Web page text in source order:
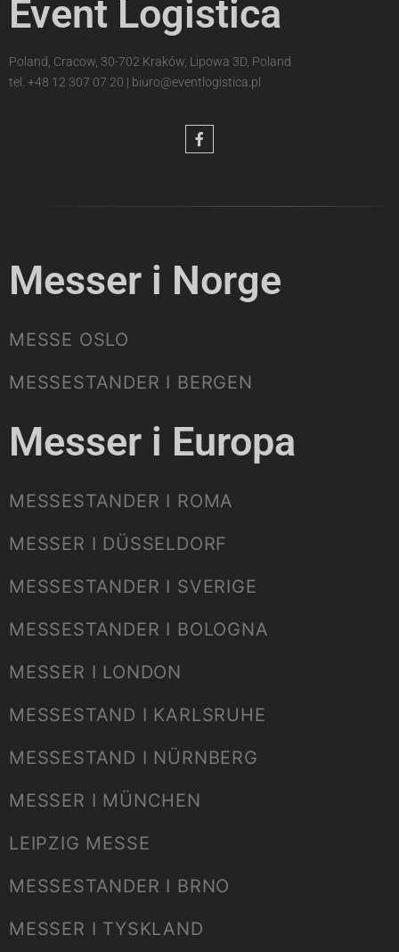
Event Logistica
Poland, Cracow, 30-702 Kraków, Lipowa 3D, Poland
tel. +48 12 307 07 20 | biuro@eventlogistica.pl
Messer i Norge
MESSE OSLO
MESSESTANDER I BERGEN
Messer i Europa
MESSESTANDER I ROMA
MESSER I DÜSSELDORF
MESSESTANDER I SVERIGE
MESSESTANDER I BOLOGNA
MESSER I LONDON
MESSESTAND I KARLSRUHE
MESSESTAND I NÜRNBERG
MESSER I MÜNCHEN
LEIPZIG MESSE
MESSESTANDER I BRNO
MESSER I TYSKLAND